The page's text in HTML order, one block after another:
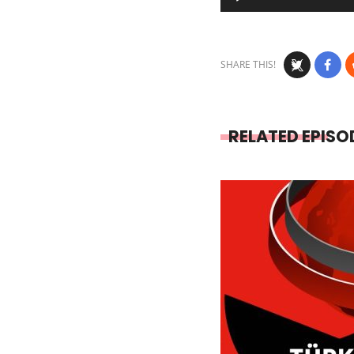
Player
SHARE THIS!
RELATED